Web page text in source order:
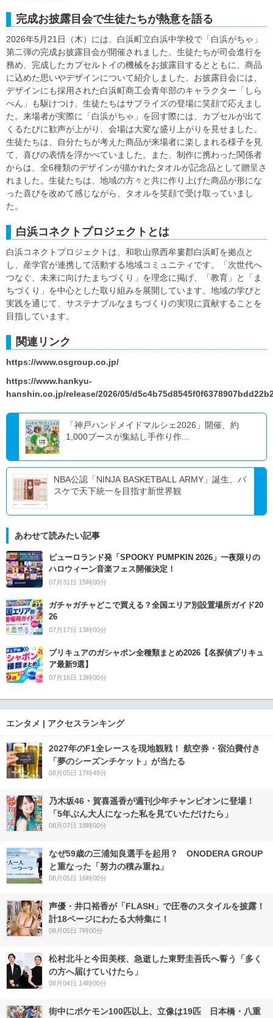
完成お披露目会で生徒たちが熱意を語る
2026年5月21日（木）には、白浜町立白浜中学校で「白浜がちゃ」
第二弾の完成お披露目会が開催されました。生徒たちが司会進行を
務め、完成したカプセルトイの機械をお披露目するとともに、商品
に込めた思いやデザインについて紹介しました。お披露目会には、
デザインにも採用された白浜町商工会青年部のキャラクター「しら
ぺん」も駆けつけ、生徒たちはサプライズの登場に笑顔で応えまし
た。来場者が実際に「白浜がちゃ」を回す際には、カプセルが出て
くるたびに歓声が上がり、会場は大変な盛り上がりを見せました。
生徒たちは、自分たちが考えた商品が来場者に楽しまれる様子を見
て、喜びの表情を浮かべていました。また、制作に携わった関係者
からは、全6種類のデザインが描かれたタオルが記念品として贈呈さ
れました。生徒たちは、地域の方々と共に作り上げた商品が形にな
った喜びを改めて感じながら、タオルを笑顔で受け取っていまし
た。
白浜コネクトプロジェクトとは
白浜コネクトプロジェクトは、和歌山県西牟婁郡白浜町を拠点と
し、産学官が連携して活動する地域コミュニティです。「次世代へ
つなぐ、未来に向けたまちづくり」を理念に掲げ、「教育」と「ま
ちづくり」を中心とした取り組みを展開しています。地域の学びと
実践を通じて、サステナブルなまちづくりの実現に貢献することを
目指しています。
関連リンク
https://www.osgroup.co.jp/
https://www.hankyu-
hanshin.co.jp/release/2026/05/
「神戸ハンドメイドマルシェ2026」開催、約
1,000ブースが集結し手作り作...
NBA公認「NINJA BASKETBALL ARMY」誕生、バ
スケで天下統一を目指す新世界観
あわせて読みたい記事
ピューロランド発「SPOOKY PUMPKIN 2026」一夜限りの
ハロウィーン音楽フェス開催決定！
07月31日 15時00分
ガチャガチャどこで買える？全国エリア別設置場所ガイド20
26
07月17日 13時00分
プリキュアのガシャポン全種類まとめ2026【名探偵プリキュ
ア最新9選】
07月16日 13時00分
エンタメ | アクセスランキング
2027年のF1全レースを現地観戦！ 航空券・宿泊費付き
「夢のシーズンチケット」が当たる
08月05日 17時48分
乃木坂46・賀喜遥香が週刊少年チャンピオンに登場！
「5年ぶん大人になった私を見ていただけたら」
08月07日 18時00分
なぜ59歳の三浦知良選手を起用？ ONODERA GROUP
と重なった「努力の積み重ね」
08月05日 16時00分
声優・井口裕香が「FLASH」で圧巻のスタイルを披露！
計18ページにわたる大特集に！
08月05日 7時00分
松村北斗と今田美桜、急逝した東野圭吾氏へ誓う「多く
の方へ届けていけたら」
08月04日 14時00分
街中にポケモン100匹以上、立像は19匹 日本橋・八重